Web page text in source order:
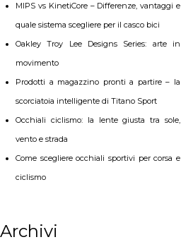
MIPS vs KinetiCore – Differenze, vantaggi e
quale sistema scegliere per il casco bici
Oakley Troy Lee Designs Series: arte in
movimento
Prodotti a magazzino pronti a partire – la
scorciatoia intelligente di Titano Sport
Occhiali ciclismo: la lente giusta tra sole,
vento e strada
Come scegliere occhiali sportivi per corsa e
ciclismo
Archivi